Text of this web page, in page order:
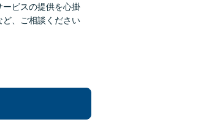
ービスの提供を心掛
、ご相談ください